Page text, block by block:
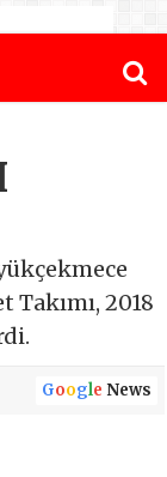
2018
Google News